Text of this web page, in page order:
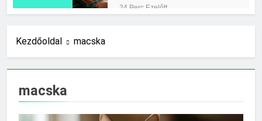
24 Perc Ezelőtt
Mit jelent az alacsony
vérnyomás?
1 Nap Ezelőtt
Kezdőoldal macska
macska